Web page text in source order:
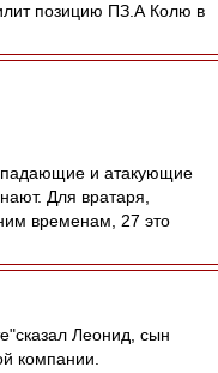
позицию ПЗ.А Колю в
и атакующие
Для вратаря,
временам, 27 это
Леонид, сын
компании.